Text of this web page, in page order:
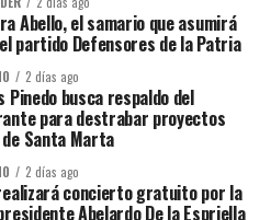
Abello, el samario que asumirá
partido Defensores de la Patria
2 días ago
Pinedo busca respaldo del
para destrabar proyectos
Santa Marta
2 días ago
concierto gratuito por la
Abelardo De la Espriella